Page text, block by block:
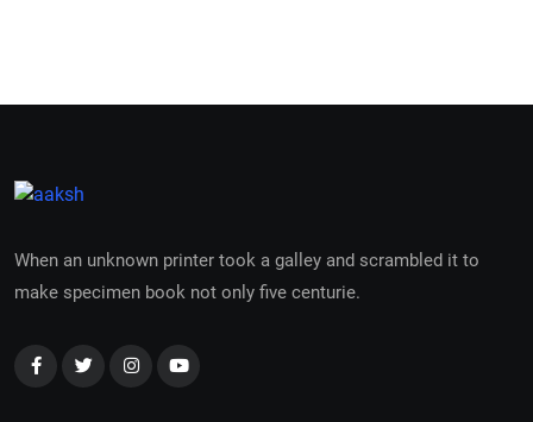
When an unknown printer took a galley and scrambled it to
make specimen book not only five centurie.